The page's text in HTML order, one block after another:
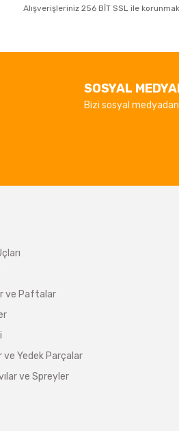
Alışverişleriniz 256 BİT SSL ile
SOSYAL
Bizi sosyal
ve Paftalar
ve Yedek Parçalar
ve Spreyler